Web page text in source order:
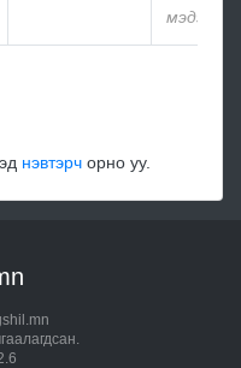
нэвтэрч орно уу.